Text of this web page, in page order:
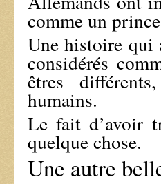
comme un
Une histoire qui
considérés
êtres
humains.
Le fait d’avoir
quelque chose.
Une autre